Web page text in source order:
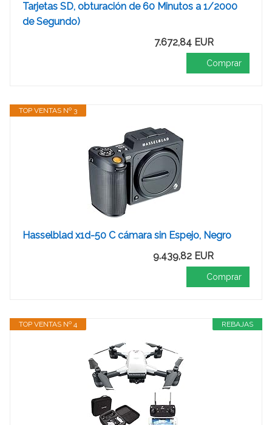
Tarjetas SD, obturación de 60 Minutos a 1/2000
de Segundo)
7.672,84 EUR
Comprar
TOP VENTAS Nº 3
Hasselblad x1d-50 C cámara sin Espejo, Negro
9.439,82 EUR
Comprar
REBAJAS
TOP VENTAS Nº 4